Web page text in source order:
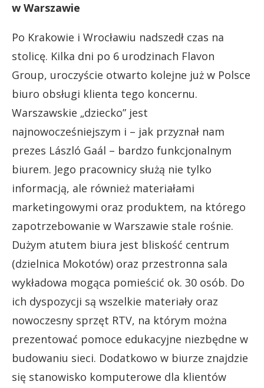
w Warszawie
Po Krakowie i Wrocławiu nadszedł czas na
stolicę. Kilka dni po 6 urodzinach Flavon
Group, uroczyście otwarto kolejne już w Polsce
biuro obsługi klienta tego koncernu.
Warszawskie „dziecko” jest
najnowocześniejszym i – jak przyznał nam
prezes László Gaál – bardzo funkcjonalnym
biurem. Jego pracownicy służą nie tylko
informacją, ale również materiałami
marketingowymi oraz produktem, na którego
zapotrzebowanie w Warszawie stale rośnie.
Dużym atutem biura jest bliskość centrum
(dzielnica Mokotów) oraz przestronna sala
wykładowa mogąca pomieścić ok. 30 osób. Do
ich dyspozycji są wszelkie materiały oraz
nowoczesny sprzęt RTV, na którym można
prezentować pomoce edukacyjne niezbędne w
budowaniu sieci. Dodatkowo w biurze znajdzie
się stanowisko komputerowe dla klientów